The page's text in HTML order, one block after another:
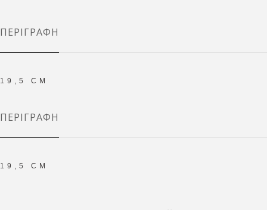
ΠΕΡΙΓΡΑΦΉ
19,5 CM
ΠΕΡΙΓΡΑΦΉ
19,5 CM